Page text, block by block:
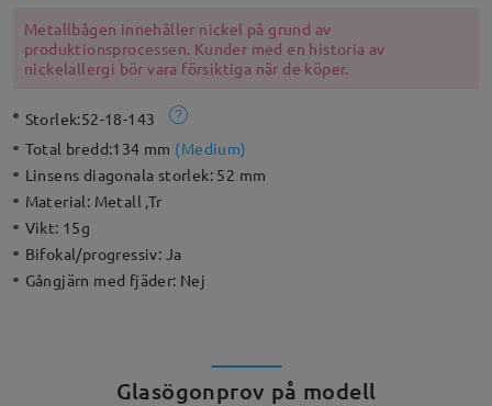
lättvikts.
Metallbågen innehåller nickel på grund av
produktionsprocessen. Kunder med en historia av
nickelallergi bör vara försiktiga när de köper.
Storlek:52-18-143
Total bredd:134 mm (Medium)
Linsens diagonala storlek: 52 mm
Material: Metall ,Tr
Vikt: 15g
Bifokal/progressiv: Ja
Gångjärn med fjäder: Nej
Glasögonprov på modell